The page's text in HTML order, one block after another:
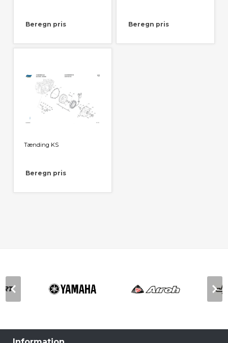
Beregn pris Beregn pris
Tænding KS
Beregn pris